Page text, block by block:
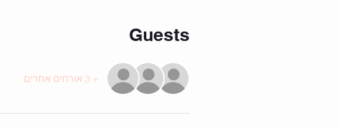
Guests
+ 3 אורחים אחרים